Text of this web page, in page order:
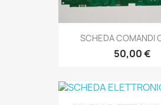
SCHEDA COMANDI
50,00 €